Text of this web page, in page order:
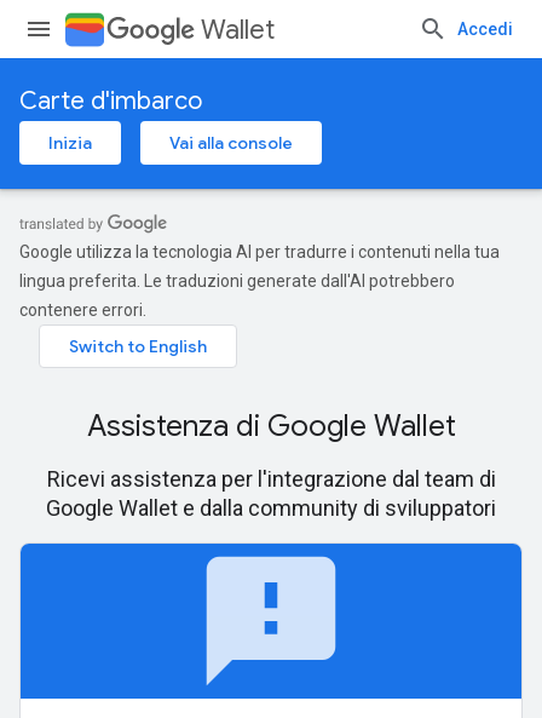
Wallet Accedi
Carte d'imbarco
Inizia Vai alla console
Google utilizza la tecnologia AI per tradurre i contenuti nella tua
lingua preferita. Le traduzioni generate dall'AI potrebbero
contenere errori.
Assistenza di Google Wallet
Ricevi assistenza per l'integrazione dal team di
Google Wallet e dalla community di sviluppatori
feedback